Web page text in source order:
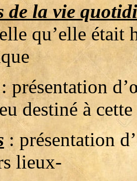
de la vie
qu’elle était
présentation
destiné à
: présentation
lieux-